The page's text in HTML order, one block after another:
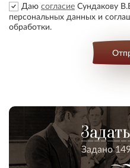
Даю согласие Сундакову
персональных данных и
обработки.
Задано